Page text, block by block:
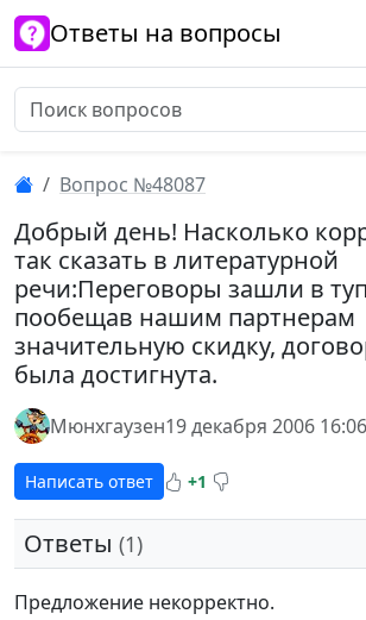
Ответы на вопросы
Вопрос №48087
Добрый день! Насколько
так сказать в литературной
речи:Переговоры зашли в
пообещав нашим партнерам
значительную скидку,
была достигнута.
Мюнхгаузен19 декабря 2006 16:06
Написать ответ +1
Ответы (1)
Предложение некорректно.